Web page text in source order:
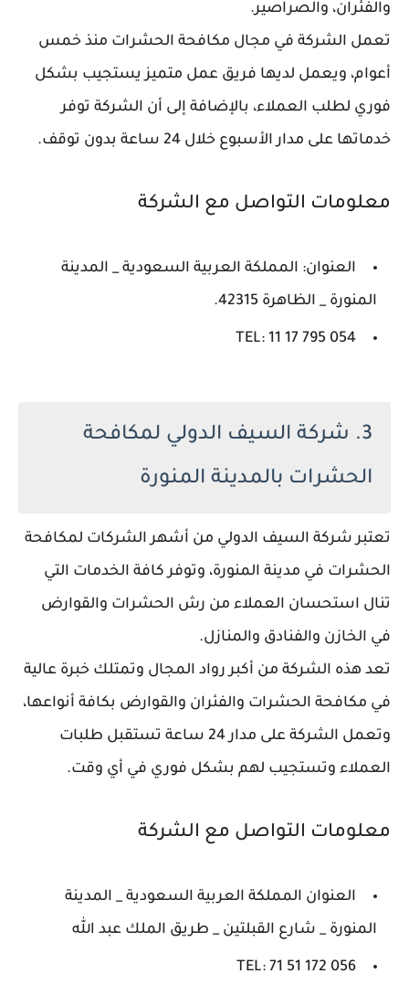
والفئران، والصراصير.
تعمل الشركة في مجال مكافحة الحشرات منذ خمس
أعوام، ويعمل لديها فريق عمل متميز يستجيب بشكل
فوري لطلب العملاء، بالإضافة إلى أن الشركة توفر
خدماتها على مدار الأسبوع خلال 24 ساعة بدون توقف.
معلومات التواصل مع الشركة
العنوان: المملكة العربية السعودية _ المدينة
المنورة _ الظاهرة 42315.
TEL: 11 17 795 054
3. شركة السيف الدولي لمكافحة
الحشرات بالمدينة المنورة
تعتبر شركة السيف الدولي من أشهر الشركات لمكافحة
الحشرات في مدينة المنورة، وتوفر كافة الخدمات التي
تنال استحسان العملاء من رش الحشرات والقوارض
في الخازن والفنادق والمنازل.
تعد هذه الشركة من أكبر رواد المجال وتمتلك خبرة عالية
في مكافحة الحشرات والفئران والقوارض بكافة أنواعها،
وتعمل الشركة على مدار 24 ساعة تستقبل طلبات
العملاء وتستجيب لهم بشكل فوري في أي وقت.
معلومات التواصل مع الشركة
العنوان المملكة العربية السعودية _ المدينة
المنورة _ شارع القبلتين _ طريق الملك عبد الله
TEL: 71 51 172 056